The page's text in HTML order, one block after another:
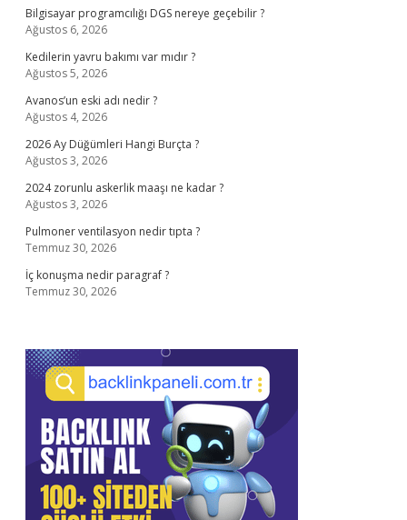
Bilgisayar programcılığı DGS nereye geçebilir ?
Ağustos 6, 2026
Kedilerin yavru bakımı var mıdır ?
Ağustos 5, 2026
Avanos’un eski adı nedir ?
Ağustos 4, 2026
2026 Ay Düğümleri Hangi Burçta ?
Ağustos 3, 2026
2024 zorunlu askerlik maaşı ne kadar ?
Ağustos 3, 2026
Pulmoner ventilasyon nedir tıpta ?
Temmuz 30, 2026
İç konuşma nedir paragraf ?
Temmuz 30, 2026